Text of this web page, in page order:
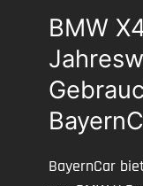
BMW
BayernCar